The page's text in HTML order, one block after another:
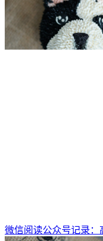
微信阅读公众号记录